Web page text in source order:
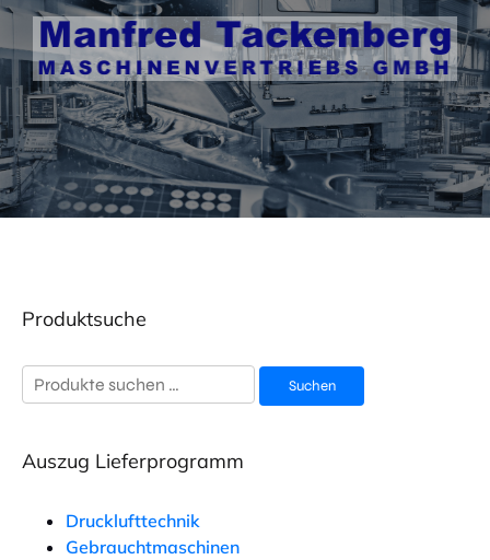
Produktsuche
Suchen
nach:
Suchen
Auszug Lieferprogramm
Drucklufttechnik
Gebrauchtmaschinen